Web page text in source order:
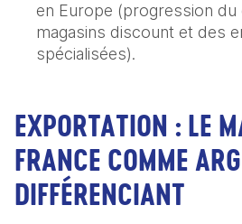
en Europe (progression
magasins discount et des
spécialisées).
EXPORTATION : LE
FRANCE COMME
DIFFÉRENCIANT